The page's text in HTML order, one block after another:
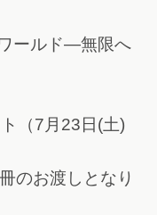
ールド―無限へ
（7月23日(土)
のお渡しとなり